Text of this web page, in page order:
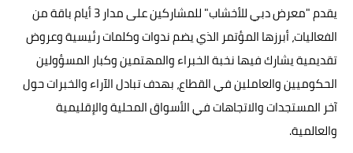
يقدم "معرض دبي للأخشاب" للمشاركين على مدار 3 أيام باقة من
الفعاليات، أبرزها المؤتمر الذي يضم ندوات وكلمات رئيسية وعروض
تقديمية يشارك فيها نخبة الخبراء والمهتمين وكبار المسؤولين
الحكوميين والعاملين في القطاع، بهدف تبادل الآراء والخبرات حول
آخر المستجدات والاتجاهات في الأسواق المحلية والإقليمية
والعالمية.